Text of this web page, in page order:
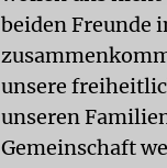
beiden Freunde
unsere
unseren
Gemeinschaft